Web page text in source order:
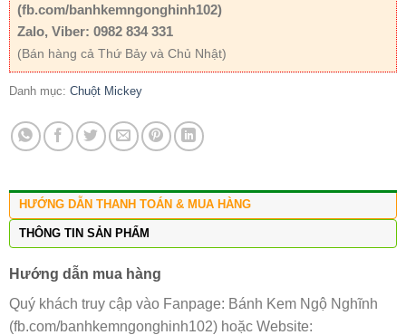
(fb.com/banhkemngonghinh102)
Zalo, Viber: 0982 834 331
(Bán hàng cả Thứ Bảy và Chủ Nhật)
Danh mục: Chuột Mickey
HƯỚNG DẪN THANH TOÁN & MUA HÀNG
THÔNG TIN SẢN PHẨM
Hướng dẫn mua hàng
Quý khách truy cập vào Fanpage: Bánh Kem Ngộ Nghĩnh
(fb.com/banhkemngonghinh102) hoặc Website: